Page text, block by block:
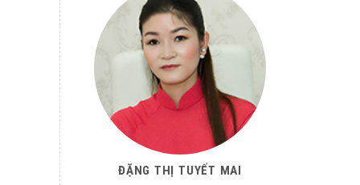
ĐẶNG THỊ TUYẾT MAI